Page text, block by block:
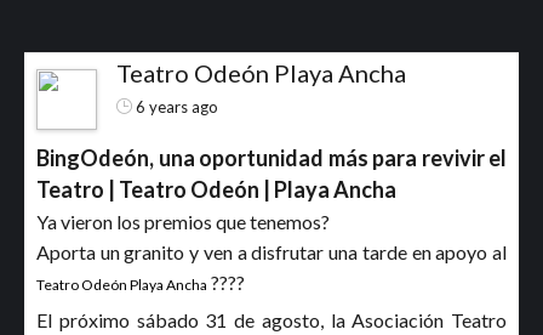
Teatro Odeón Playa Ancha
6 years ago
BingOdeón, una oportunidad más para revivir el
Teatro | Teatro Odeón | Playa Ancha
Ya vieron los premios que tenemos?
Aporta un granito y ven a disfrutar una tarde en apoyo al
Teatro Odeón Playa Ancha ????
El próximo sábado 31 de agosto, la Asociación Teatro